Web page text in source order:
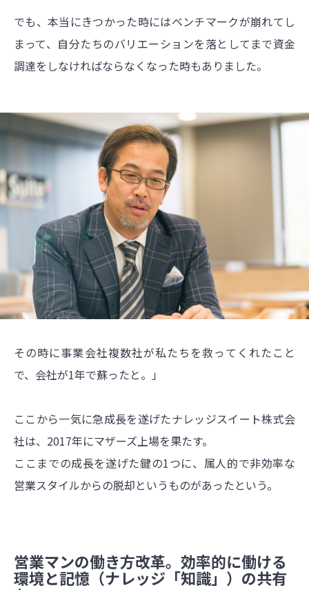
でも、本当にきつかった時にはベンチマークが崩れてし
まって、自分たちのバリエーションを落としてまで資金
調達をしなければならなくなった時もありました。
その時に事業会社複数社が私たちを救ってくれたこと
で、会社が1年で蘇ったと。」
ここから一気に急成長を遂げたナレッジスイート株式会
社は、2017年にマザーズ上場を果たす。
ここまでの成長を遂げた鍵の1つに、属人的で非効率な
営業スタイルからの脱却というものがあったという。
営業マンの働き方改革。効率的に働ける
環境と記憶（ナレッジ「知識」）の共有